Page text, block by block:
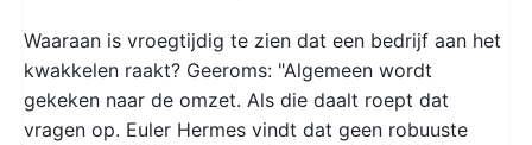
Waaraan is vroegtijdig te zien dat een bedrijf aan het
kwakkelen raakt? Geeroms: "Algemeen wordt
gekeken naar de omzet. Als die daalt roept dat
vragen op. Euler Hermes vindt dat geen robuuste